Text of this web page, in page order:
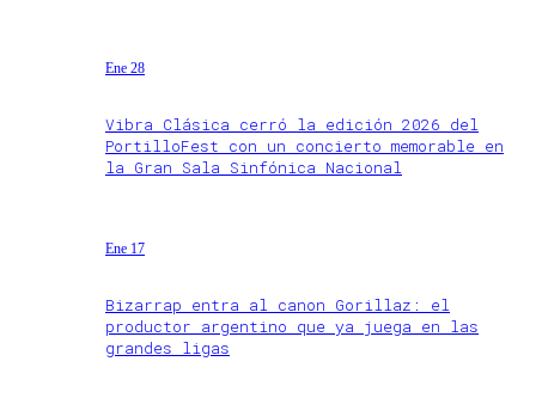
Ene 28
Vibra Clásica cerró la edición 2026 del
PortilloFest con un concierto memorable en
la Gran Sala Sinfónica Nacional
Ene 17
Bizarrap entra al canon Gorillaz: el
productor argentino que ya juega en las
grandes ligas